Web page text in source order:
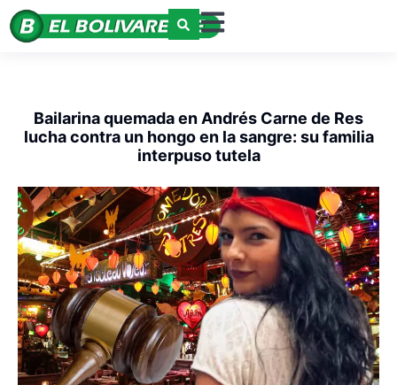
Bailarina quemada en Andrés Carne de Res
lucha contra un hongo en la sangre: su familia
interpuso tutela